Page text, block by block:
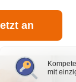
mit
an